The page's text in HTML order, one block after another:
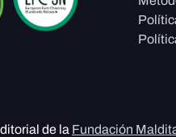
de la Fundación